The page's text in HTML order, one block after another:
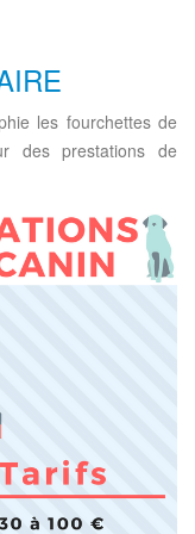
les fourchettes de
des prestations de